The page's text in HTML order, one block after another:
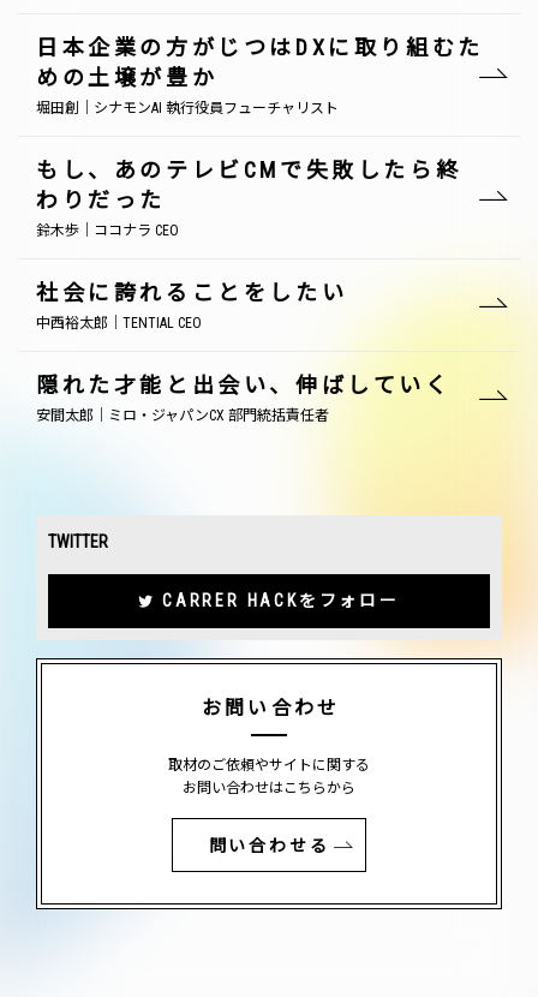
日本企業の方がじつはDXに取り組むた
めの土壌が豊か
堀田創｜シナモンAI 執行役員フューチャリスト
もし、あのテレビCMで失敗したら終
わりだった
鈴木歩｜ココナラ CEO
社会に誇れることをしたい
中西裕太郎｜TENTIAL CEO
隠れた才能と出会い、伸ばしていく
安間太郎｜ミロ・ジャパンCX 部門統括責任者
TWITTER
CARRER HACKをフォロー
お問い合わせ
取材のご依頼やサイトに関する
お問い合わせはこちらから
問い合わせる